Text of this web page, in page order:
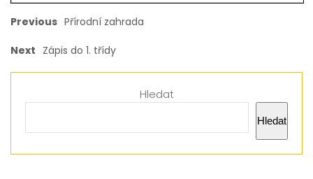
Previous Přírodní zahrada
Next Zápis do 1. třídy
Hledat
Hledat